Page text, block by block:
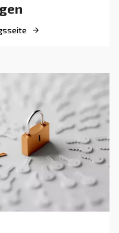
Lösungen
Vorgaben zu